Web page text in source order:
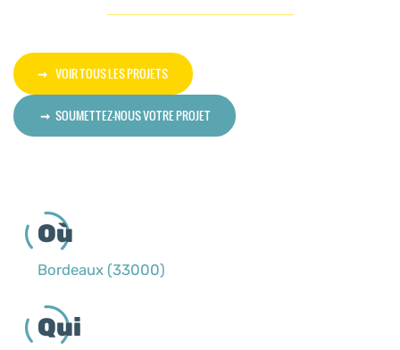
VOIR TOUS LES PROJETS
SOUMETTEZ-NOUS VOTRE PROJET
Où
Bordeaux (33000)
Qui